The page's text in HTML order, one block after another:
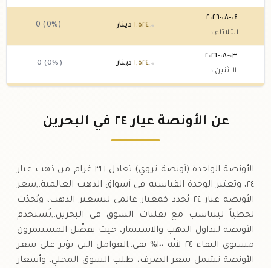
٠٤-٠٨-٢٠٢٦
الثلاثاء→
١,٥٢٤ .٠٧ دينار 0 (0%)
٠٣-٠٨-٢٠٢٦
الاثنين →
١,٥٢٤.٠٧ دينار 0 (0%)
١,٥٢٤.٠٧ دينار
عن الأونصة عيار ٢٤ في البحرين
الأونصة الواحدة (أونصة تروي) تعادل ٣١.١ غرام من ذهب عيار
٢٤، وتعتبر الوحدة القياسية في أسواق الذهب العالمية.,سعر
الأونصة عيار ٢٤ يُحدد كمعيار عالمي لتسعير الذهب، ويُحدّث
لحظياً ليتناسب مع تقلبات السوق في البحرين.,تُستخدم
الأونصة لتداول الذهب والاستثمار، حيث يفضّل المستثمرون
مستوى النقاء ٢٤ لأنّه ١٠٠% نقي.,العوامل التي تؤثر على سعر
الأونصة تشمل سعر الصرف، طلب السوق المحلي، وأسعار